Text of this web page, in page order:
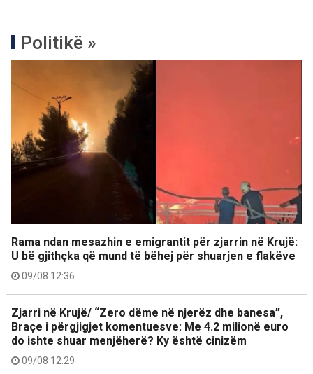
Politikë »
Rama ndan mesazhin e emigrantit për zjarrin në Krujë:
U bë gjithçka që mund të bëhej për shuarjen e flakëve
09/08 12:36
Zjarri në Krujë/ “Zero dëme në njerëz dhe banesa”,
Braçe i përgjigjet komentuesve: Me 4.2 milionë euro
do ishte shuar menjëherë? Ky është cinizëm
09/08 12:29